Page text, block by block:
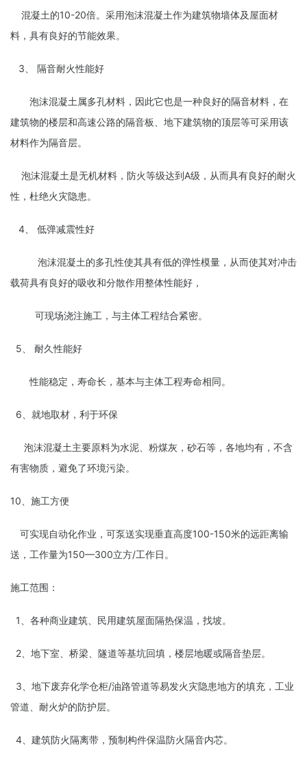
混凝土的10-20倍。采用泡沫混凝土作为建筑物墙体及屋面材
料，具有良好的节能效果。
3、 隔音耐火性能好
泡沫混凝土属多孔材料，因此它也是一种良好的隔音材料，在
建筑物的楼层和高速公路的隔音板、地下建筑物的顶层等可采用该
材料作为隔音层。
泡沫混凝土是无机材料，防火等级达到A级，从而具有良好的耐火
性，杜绝火灾隐患。
4、 低弹减震性好
泡沫混凝土的多孔性使其具有低的弹性模量，从而使其对冲击
载荷具有良好的吸收和分散作用整体性能好，
可现场浇注施工，与主体工程结合紧密。
5、 耐久性能好
性能稳定，寿命长，基本与主体工程寿命相同。
6、就地取材，利于环保
泡沫混凝土主要原料为水泥、粉煤灰，砂石等，各地均有，不含
有害物质，避免了环境污染。
10、施工方便
可实现自动化作业，可泵送实现垂直高度100-150米的远距离输
送，工作量为150—300立方/工作日。
施工范围：
1、各种商业建筑、民用建筑屋面隔热保温，找坡。
2、地下室、桥梁、隧道等基坑回填，楼层地暖或隔音垫层。
3、地下废弃化学仓柜/油路管道等易发火灾隐患地方的填充，工业
管道、耐火炉的防护层。
4、建筑防火隔离带，预制构件保温防火隔音内芯。